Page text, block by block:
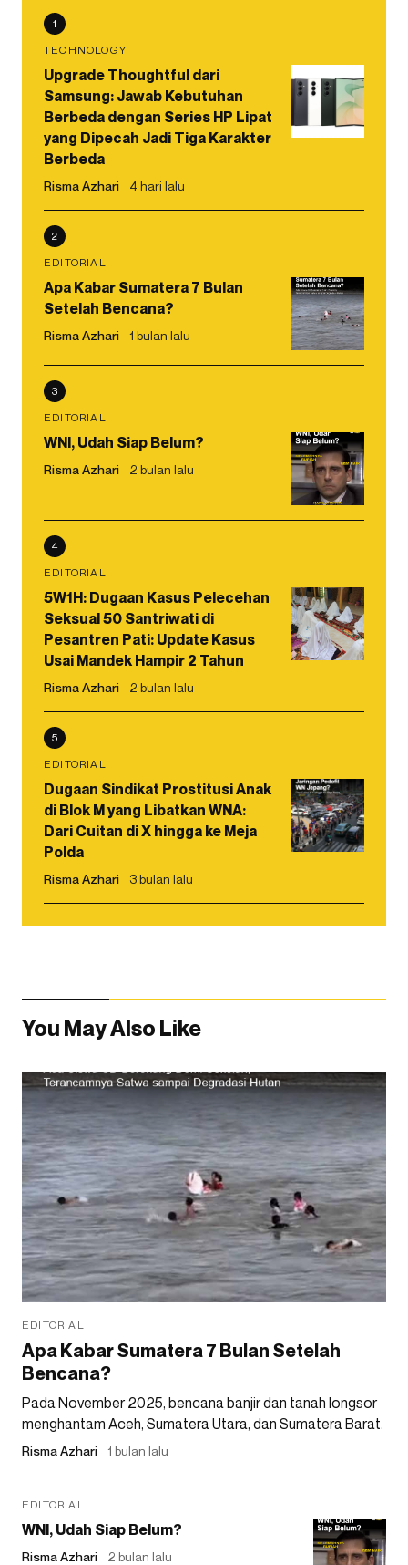
1
TECHNOLOGY
Upgrade Thoughtful dari
Samsung: Jawab Kebutuhan
Berbeda dengan Series HP Lipat
yang Dipecah Jadi Tiga Karakter
Berbeda
Risma Azhari 4 hari lalu
2
EDITORIAL
Apa Kabar Sumatera 7 Bulan
Setelah Bencana?
Risma Azhari 1 bulan lalu
3
EDITORIAL
WNI, Udah Siap Belum?
Risma Azhari 2 bulan lalu
4
EDITORIAL
5W1H: Dugaan Kasus Pelecehan
Seksual 50 Santriwati di
Pesantren Pati: Update Kasus
Usai Mandek Hampir 2 Tahun
Risma Azhari 2 bulan lalu
5
EDITORIAL
Dugaan Sindikat Prostitusi Anak
di Blok M yang Libatkan WNA:
Dari Cuitan di X hingga ke Meja
Polda
Risma Azhari 3 bulan lalu
You May Also Like
EDITORIAL
Apa Kabar Sumatera 7 Bulan Setelah
Bencana?
Pada November 2025, bencana banjir dan tanah longsor
menghantam Aceh, Sumatera Utara, dan Sumatera Barat.
Risma Azhari 1 bulan lalu
EDITORIAL
WNI, Udah Siap Belum?
Risma Azhari 2 bulan lalu